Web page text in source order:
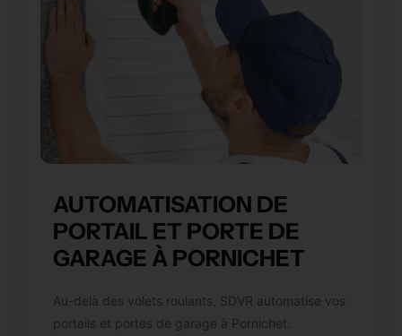
AUTOMATISATION DE
PORTAIL ET PORTE DE
GARAGE À PORNICHET
Au-delà des volets roulants, SDVR automatise vos
portails et portes de garage à Pornichet.